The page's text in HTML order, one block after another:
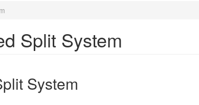
Split System
System